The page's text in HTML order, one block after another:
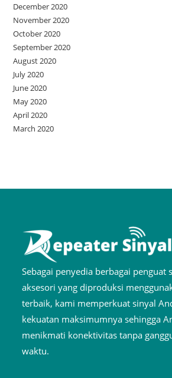
December 2020
November 2020
October 2020
September 2020
August 2020
July 2020
June 2020
May 2020
April 2020
March 2020
Sebagai penyedia berbagai penguat
aksesori yang diproduksi
terbaik, kami memperkuat sinyal
kekuatan maksimumnya sehingga
menikmati konektivitas tanpa
waktu.